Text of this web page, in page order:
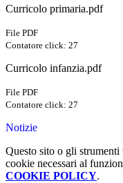
Curricolo primaria.pdf
File PDF
Contatore click: 27
Curricolo infanzia.pdf
File PDF
Contatore click: 27
Notizie
Questo sito o gli
cookie necessari al
COOKIE POLICY.